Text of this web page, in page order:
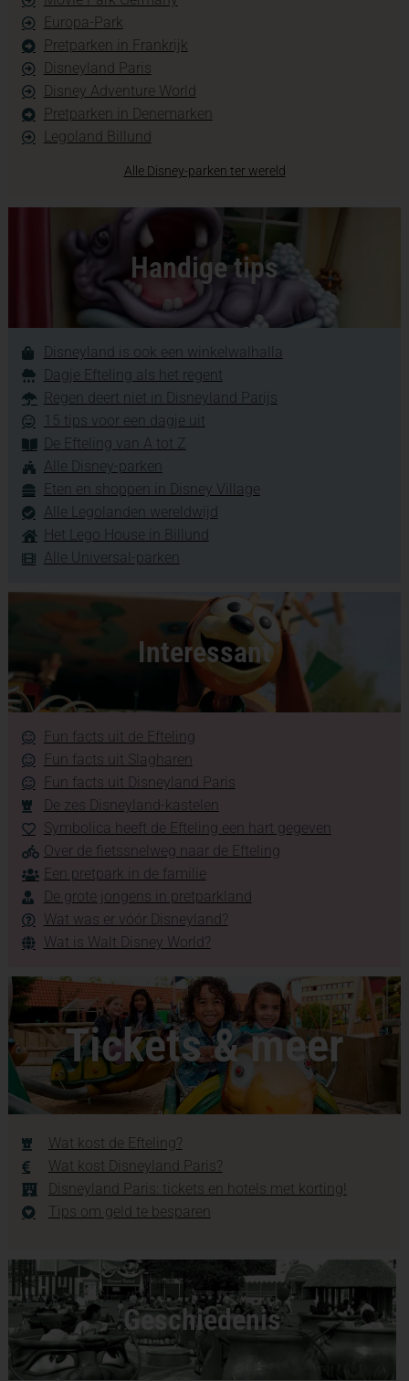
Europa-Park
Pretparken in Frankrijk
Disneyland Paris
Disney Adventure World
Pretparken in Denemarken
Legoland Billund
Alle Disney-parken ter wereld
Handige tips
Disneyland is ook een winkelwalhalla
Dagje Efteling als het regent
Regen deert niet in Disneyland Parijs
15 tips voor een dagje uit
De Efteling van A tot Z
Alle Disney-parken
Eten en shoppen in Disney Village
Alle Legolanden wereldwijd
Het Lego House in Billund
Alle Universal-parken
Interessant
Fun facts uit de Efteling
Fun facts uit Slagharen
Fun facts uit Disneyland Paris
De zes Disneyland-kastelen
Symbolica heeft de Efteling een hart gegeven
Over de fietssnelweg naar de Efteling
Een pretpark in de familie
De grote jongens in pretparkland
Wat was er vóór Disneyland?
Wat is Walt Disney World?
Tickets & meer
Wat kost de Efteling?
Wat kost Disneyland Paris?
Disneyland Paris: tickets en hotels met korting!
Tips om geld te besparen
Geschiedenis